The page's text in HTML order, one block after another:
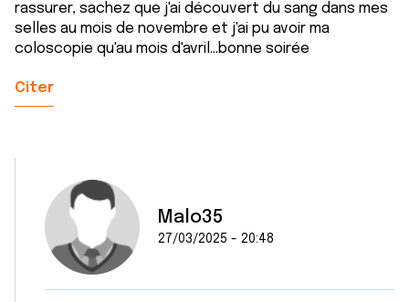
rassurer, sachez que j'ai découvert du sang dans mes
selles au mois de novembre et j'ai pu avoir ma
coloscopie qu'au mois d'avril...bonne soirée
Citer
Malo35
27/03/2025 - 20:48